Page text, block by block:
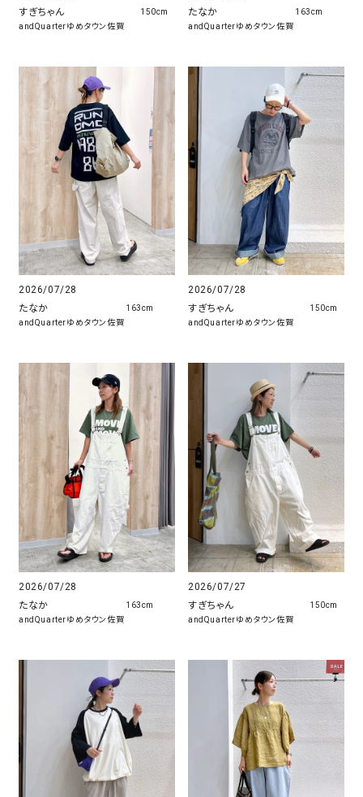
すぎちゃん
andQuarterゆめタウン佐賀
150cm
たなか
andQuarterゆめタウン佐賀
163cm
2026/07/28
たなか
andQuarterゆめタウン佐賀
163cm
2026/07/28
すぎちゃん
andQuarterゆめタウン佐賀
150cm
2026/07/28
たなか
andQuarterゆめタウン佐賀
163cm
2026/07/27
すぎちゃん
andQuarterゆめタウン佐賀
150cm